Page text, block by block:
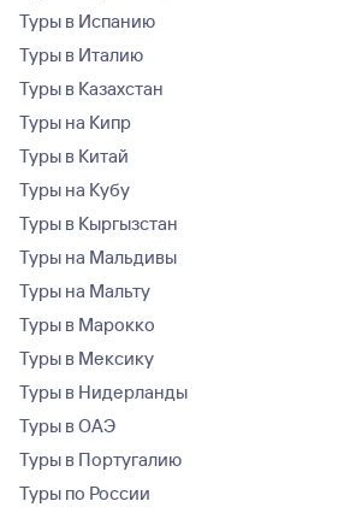
Туры в Испанию
Туры в Италию
Туры в Казахстан
Туры на Кипр
Туры в Китай
Туры на Кубу
Туры в Кыргызстан
Туры на Мальдивы
Туры на Мальту
Туры в Марокко
Туры в Мексику
Туры в Нидерланды
Туры в ОАЭ
Туры в Португалию
Туры по России